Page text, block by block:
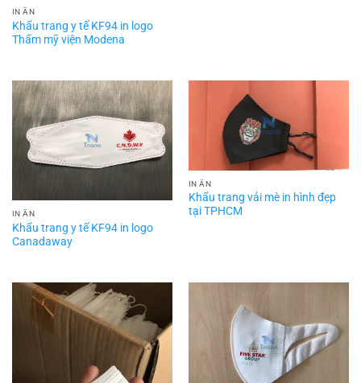
IN ẤN
Khẩu trang y tế KF94 in logo
Thẩm mỹ viện Modena
IN ẤN
Khẩu trang y tế KF94 in logo
Canadaway
IN ẤN
Khẩu trang vải mè in hình đẹp
tại TPHCM